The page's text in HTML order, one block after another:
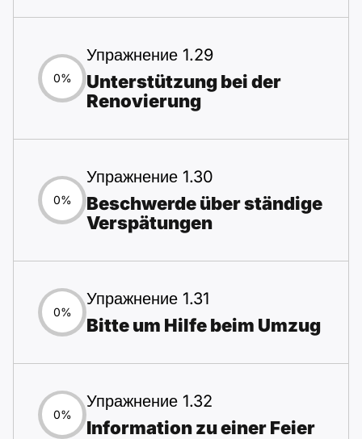
0%
Упражнение 1.29
Unterstützung bei der
Renovierung
0%
Упражнение 1.30
Beschwerde über ständige
Verspätungen
0%
Упражнение 1.31
Bitte um Hilfe beim Umzug
0%
Упражнение 1.32
Information zu einer Feier